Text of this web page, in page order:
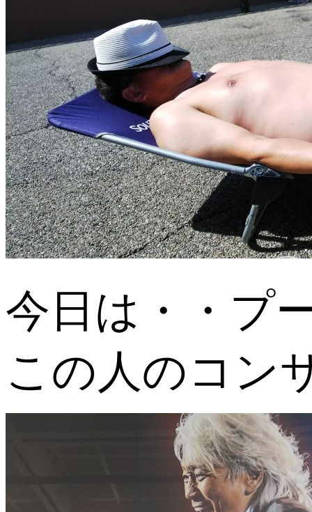
今日は・・プ
この人のコン